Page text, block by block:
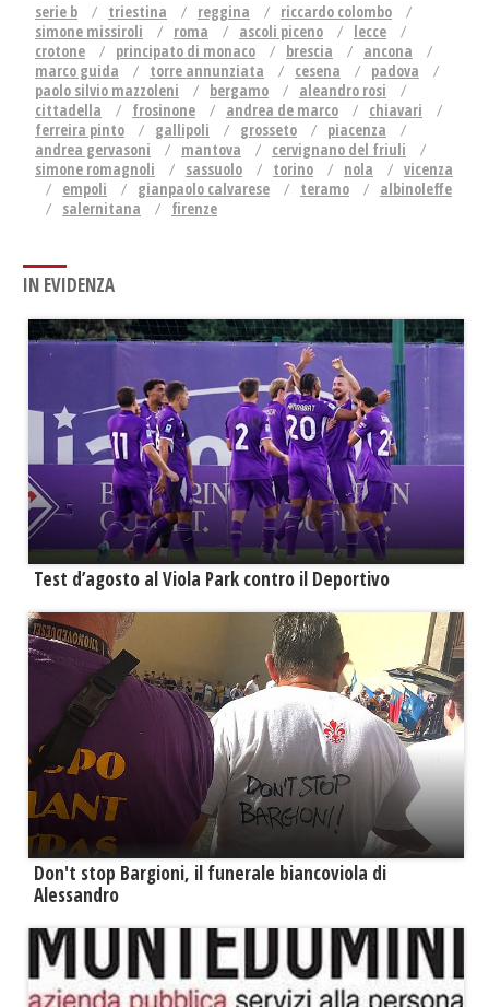
serie b triestina reggina
riccardo colombo
simone missiroli
roma ascoli piceno
lecce
crotone
principato di monaco brescia
ancona
marco guida
torre annunziata cesena
padova
paolo silvio mazzoleni
bergamo
aleandro rosi
cittadella
frosinone andrea de marco
chiavari
ferreira pinto
gallipoli grosseto
piacenza
andrea gervasoni
mantova
cervignano del friuli
simone romagnoli
sassuolo torino nola
vicenza
empoli
gianpaolo calvarese teramo
albinoleffe
salernitana
firenze
IN EVIDENZA
Test d’agosto al Viola Park contro il Deportivo
Don't stop Bargioni, il funerale biancoviola di
Alessandro